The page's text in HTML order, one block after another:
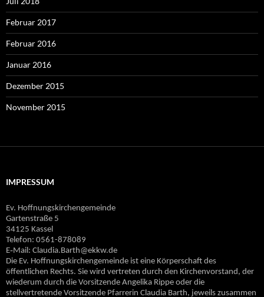
Februar 2017
Februar 2016
Januar 2016
Dezember 2015
November 2015
IMPRESSUM
Ev. Hoffnungskirchengemeinde
Gartenstraße 5
34125 Kassel
Telefon: 0561-878089
E‐Mail: Claudia.Barth@ekkw.de
Die Ev. Hoffnungskirchengemeinde ist eine Körperschaft des
öffentlichen Rechts. Sie wird vertreten durch den Kirchenvorstand, der
wiederum durch die Vorsitzende Angelika Rippe oder die
stellvertretende Vorsitzende Pfarrerin Claudia Barth, jeweils zusammen